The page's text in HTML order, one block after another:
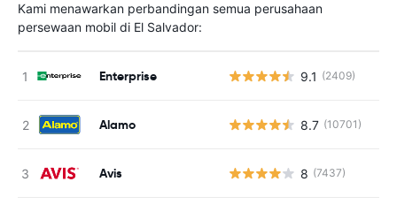
Kami menawarkan perbandingan semua perusahaan
persewaan mobil di El Salvador:
Enterprise 9.1 (2409)
Alamo 8.7 (10701)
Avis 8 (7437)